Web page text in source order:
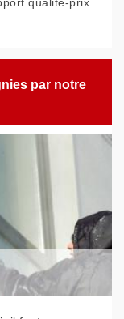
par notre